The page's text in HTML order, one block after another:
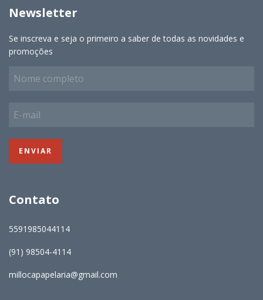
Newsletter
Se inscreva e seja o primeiro a saber de todas as novidades e
promoções
Contato
5591985044114
(91) 98504-4114
millocapapelaria@gmail.com